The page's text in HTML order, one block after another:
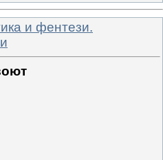
и фентези.